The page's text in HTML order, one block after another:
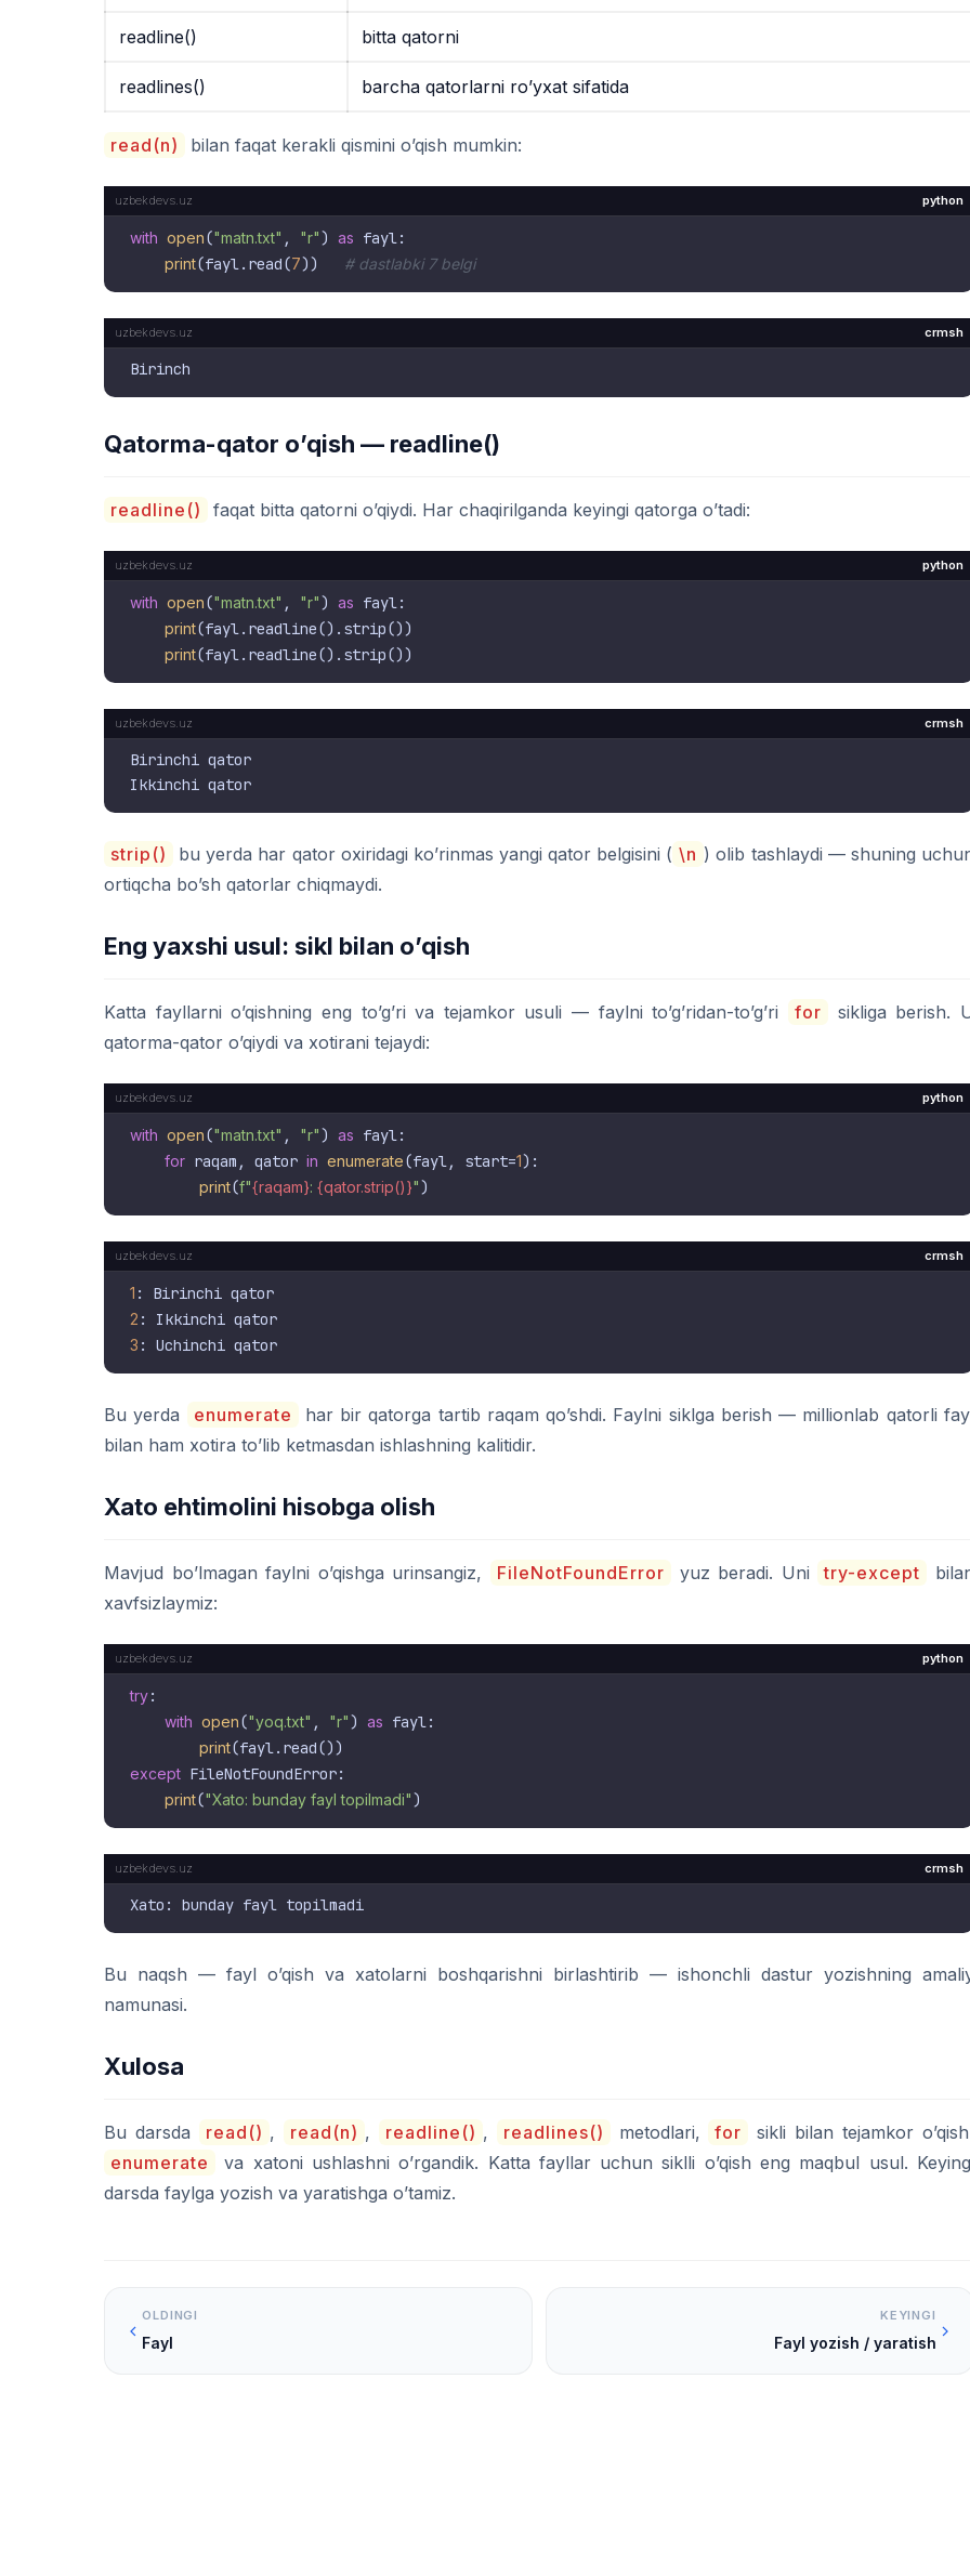
readline() bitta qatorni
readlines() barcha qatorlarni ro’yxat sifatida
read(n) bilan faqat kerakli qismini o’qish mumkin:
python
with open("matn.txt" , "r") as fayl:
print(fayl.read(7)) # dastlabki 7 belgi
crmsh
Qatorma-qator o’qish — readline()
readline() faqat bitta qatorni o’qiydi. Har chaqirilganda keyingi qatorga o’tadi:
python
with open("matn.txt" , "r") as fayl:
print(fayl.readline().strip())
print
crmsh
Birinchi qator
strip() bu yerda har qator oxiridagi ko’rinmas yangi qator belgisini ( \n ) olib tashlaydi — shuning
ortiqcha bo’sh qatorlar chiqmaydi.
Eng yaxshi usul: sikl bilan o’qish
Katta fayllarni o’qishning eng to’g’ri va tejamkor usuli — faylni to’g’ridan-to’g’ri for
sikliga berish.
qatorma-qator o’qiydi va xotirani tejaydi:
python
with open("matn.txt" , "r") as fayl:
for raqam, qator in enumerate(fayl, start=1):
print(f"{raqam}: {qator.strip()}"
crmsh
1
2
3
Bu yerda enumerate
har bir qatorga tartib raqam qo’shdi. Faylni siklga berish — millionlab qatorli
bilan ham xotira to’lib ketmasdan ishlashning kalitidir.
Xato ehtimolini hisobga olish
Mavjud bo’lmagan faylni o’qishga urinsangiz, FileNotFoundError yuz beradi. Uni try-except
xavfsizlaymiz:
python
try:
with open("yoq.txt" , "r") as fayl:
print
except FileNotFoundError:
print("Xato: bunday fayl topilmadi"
crmsh
Bu naqsh — fayl o’qish va xatolarni boshqarishni birlashtirib — ishonchli dastur yozishning
namunasi.
Xulosa
Bu darsda read() , read(n) , readline() , readlines() metodlari, for
sikli bilan tejamkor
enumerate
va xatoni ushlashni o’rgandik. Katta fayllar uchun siklli o’qish eng maqbul usul.
darsda faylga yozish va yaratishga o’tamiz.
OLDINGI
Fayl
KEYINGI
Fayl yozish / yaratish